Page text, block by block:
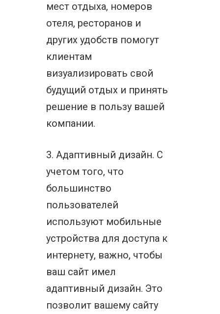
мест отдыха, номеров
отеля, ресторанов и
других удобств помогут
клиентам
визуализировать свой
будущий отдых и принять
решение в пользу вашей
компании.
3. Адаптивный дизайн. С
учетом того, что
большинство
пользователей
используют мобильные
устройства для доступа к
интернету, важно, чтобы
ваш сайт имел
адаптивный дизайн. Это
позволит вашему сайту